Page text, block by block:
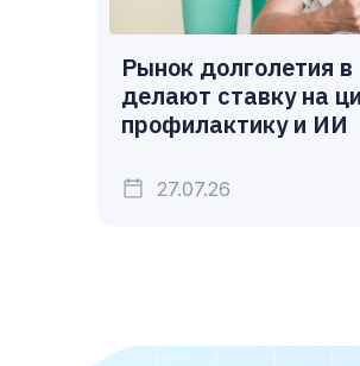
Рынок долголетия
делают ставку на
профилактику и ИИ
27.07.26